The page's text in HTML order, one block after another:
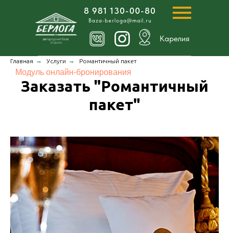
8 981 130-00-80
Baza-berloga@mail.ru
Карелия
Главная → Услуги → Романтичный пакет
Модуль онлайн-бронирования
Заказать "Романтичный
пакет"